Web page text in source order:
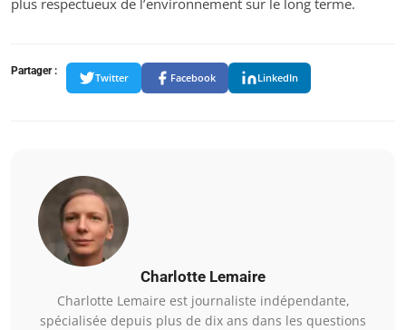
Partager :
Twitter Facebook LinkedIn
Charlotte Lemaire
Charlotte Lemaire est journaliste indépendante,
spécialisée depuis plus de dix ans dans les questions